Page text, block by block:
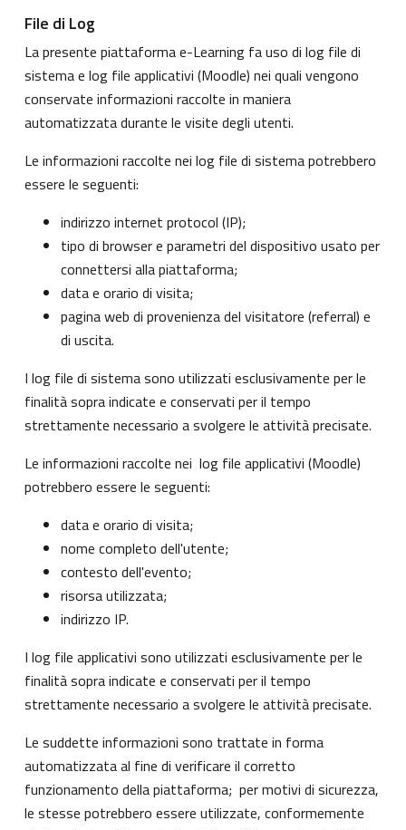
File di Log
La presente piattaforma e-Learning fa uso di log file di
sistema e log file applicativi (Moodle) nei quali vengono
conservate informazioni raccolte in maniera
automatizzata durante le visite degli utenti.
Le informazioni raccolte nei log file di sistema potrebbero
essere le seguenti:
indirizzo internet protocol (IP);
tipo di browser e parametri del dispositivo usato per
connettersi alla piattaforma;
data e orario di visita;
pagina web di provenienza del visitatore (referral) e
di uscita.
I log file di sistema sono utilizzati esclusivamente per le
finalità sopra indicate e conservati per il tempo
strettamente necessario a svolgere le attività precisate.
Le informazioni raccolte nei log file applicativi (Moodle)
potrebbero essere le seguenti:
data e orario di visita;
nome completo dell'utente;
contesto dell'evento;
risorsa utilizzata;
indirizzo IP.
I log file applicativi sono utilizzati esclusivamente per le
finalità sopra indicate e conservati per il tempo
strettamente necessario a svolgere le attività precisate.
Le suddette informazioni sono trattate in forma
automatizzata al fine di verificare il corretto
funzionamento della piattaforma; per motivi di sicurezza,
le stesse potrebbero essere utilizzate, conformemente